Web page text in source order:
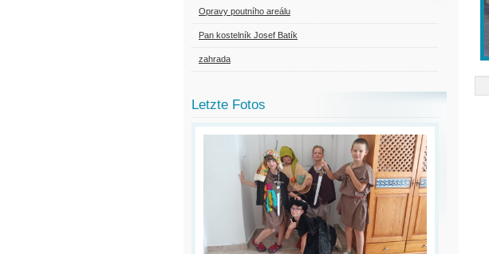
Opravy poutního areálu
Pan kostelník Josef Batík
zahrada
Letzte Fotos